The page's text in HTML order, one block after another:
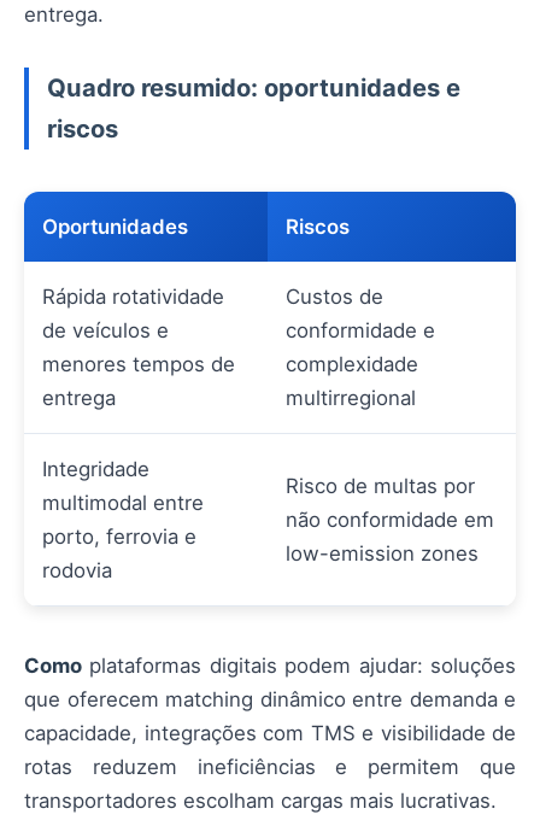
entrega.
Quadro resumido: oportunidades e
riscos
Oportunidades Riscos
Rápida rotatividade
de veículos e
menores tempos de
entrega
Custos de
conformidade e
complexidade
multirregional
Integridade
multimodal entre
porto, ferrovia e
rodovia
Risco de multas por
não conformidade em
low-emission zones
Como plataformas digitais podem ajudar: soluções
que oferecem matching dinâmico entre demanda e
capacidade, integrações com TMS e visibilidade de
rotas reduzem ineficiências e permitem que
transportadores escolham cargas mais lucrativas.